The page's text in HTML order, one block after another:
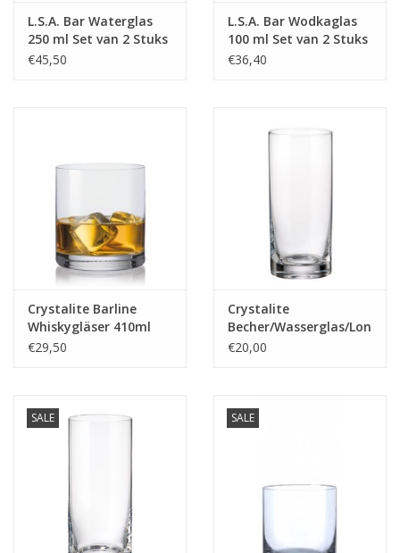
L.S.A. Bar Waterglas
250 ml Set van 2 Stuks
€45,50
L.S.A. Bar Wodkaglas
100 ml Set van 2 Stuks
€36,40
Crystalite Barline
Whiskygläser 410ml
€29,50
Crystalite
Becher/Wasserglas/
Classic 350ml
€20,00
SALE SALE